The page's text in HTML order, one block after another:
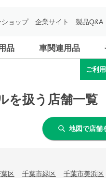
品 車関連用品
ョップ 企業サイト 製品Q&A
ご利
を扱う店舗一覧
地図で店舗
区 千葉市緑区
千葉市美浜区